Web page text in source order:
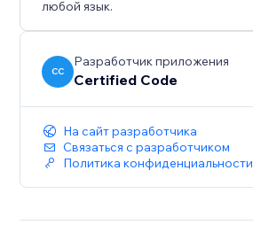
любой язык.
CC
Разработчик приложения
Certified Code
На сайт разработчика
Связаться с разработчиком
Политика конфиденциальности